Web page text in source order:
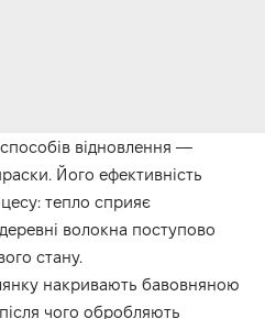
відновлення —
Його ефективність
тепло сприяє
волокна поступово
стану.
накривають бавовняною
чого обробляють